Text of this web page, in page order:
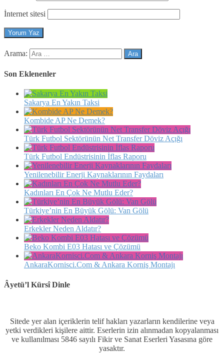
İnternet sitesi
Arama:
Son Eklenenler
Sakarya En Yakın Taksi
Kombide AP Ne Demek?
Türk Futbol Sektörünün Net Transfer Döviz Açığı
Türk Futbol Endüstrisinin İflas Raporu
Yenilenebilir Enerji Kaynaklarının Faydaları
Kadınları En Çok Ne Mutlu Eder?
Türkiye’nin En Büyük Gölü: Van Gölü
Erkekler Neden Aldatır?
Beko Kombi E03 Hatası ve Çözümü
AnkaraKornisci.Com & Ankara Korniş Montajı
Âyetü’l Kürsî Dinle
Sitede yer alan içeriklerin telif hakları yazarların kendilerine veya
yetki verdikleri kişilere aittir. Eserlerin izin alınmadan kopyalanması
ve kullanılması 5846 sayılı Fikir ve Sanat Eserleri Yasasına göre
yasaktır.